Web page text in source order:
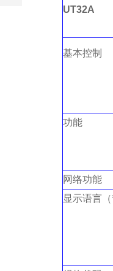
UT32A
基本控制
功能
网络功能
显示语言